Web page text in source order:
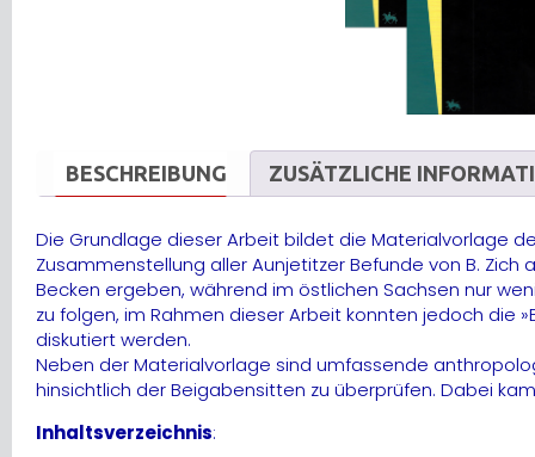
BESCHREIBUNG ZUSÄTZLICHE
Die Grundlage dieser Arbeit bildet die Materialvorlage
Zusammenstellung aller Aunjetitzer Befunde von B.
Becken ergeben, während im östlichen Sachsen nur
zu folgen, im Rahmen dieser Arbeit konnten jedoch
diskutiert werden.
Neben der Materialvorlage sind umfassende
hinsichtlich der Beigabensitten zu überprüfen. Dabei
Inhaltsverzeichnis: